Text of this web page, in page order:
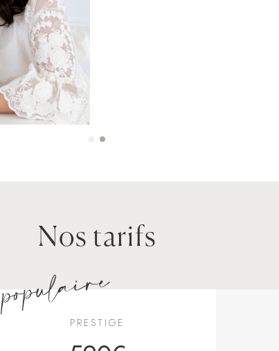
Nos tarifs
PRESTIGE
populaire